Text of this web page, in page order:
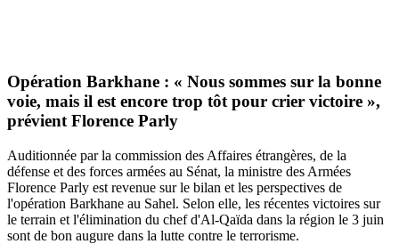
Opération Barkhane : « Nous sommes sur la bonne
voie, mais il est encore trop tôt pour crier victoire »,
prévient Florence Parly
Auditionnée par la commission des Affaires étrangères, de la
défense et des forces armées au Sénat, la ministre des Armées
Florence Parly est revenue sur le bilan et les perspectives de
l'opération Barkhane au Sahel. Selon elle, les récentes victoires sur
le terrain et l'élimination du chef d'Al-Qaïda dans la région le 3 juin
sont de bon augure dans la lutte contre le terrorisme.